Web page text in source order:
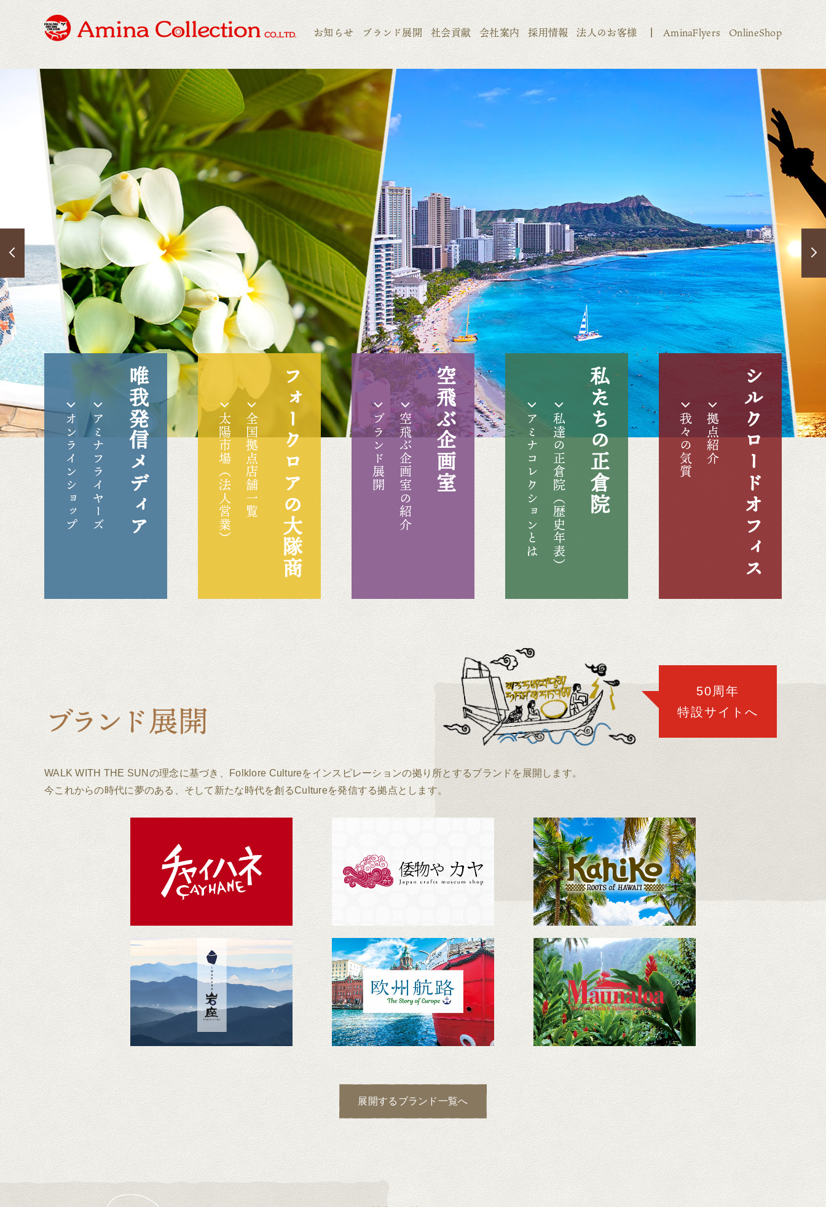
お知らせ ブランド展開 社会貢献 会社案内 採用情報 法人のお客様 AminaFlyers OnlineShop
唯我発信メディア
アミナフライヤーズ
オンラインショップ フォークロアの大隊商
全国拠点店舗一覧
太陽市場（法人営業） 空飛ぶ企画室
空飛ぶ企画室の紹介
ブランド展開 私たちの正倉院
私達の正倉院（歴史年表）
アミナコレクションとは シルクロードオフィス
拠点紹介
我々の気質
50周年
特設サイトへ
WALK WITH THE SUNの理念に基づき、Folklore Cultureをインスピレーションの拠り所とするブランドを展開します。
今これからの時代に夢のある、そして新たな時代を創るCultureを発信する拠点とします。
展開する ブランド一覧へ